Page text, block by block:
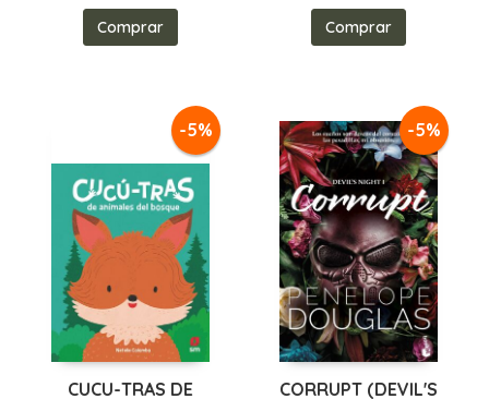
Comprar Comprar
-5%
CUCU-TRAS DE
-5%
CORRUPT (DEVIL'S